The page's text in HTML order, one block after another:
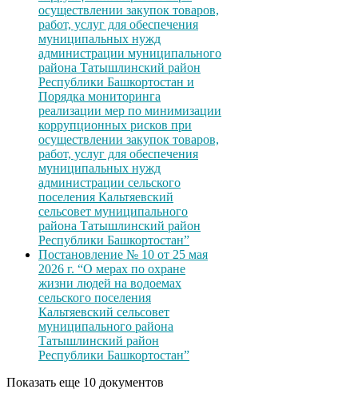
осуществлении закупок товаров,
работ, услуг для обеспечения
муниципальных нужд
администрации муниципального
района Татышлинский район
Республики Башкортостан и
Порядка мониторинга
реализации мер по минимизации
коррупционных рисков при
осуществлении закупок товаров,
работ, услуг для обеспечения
муниципальных нужд
администрации сельского
поселения Кальтяевский
сельсовет муниципального
района Татышлинский район
Республики Башкортостан”
Постановление № 10 от 25 мая
2026 г. “О мерах по охране
жизни людей на водоемах
сельского поселения
Кальтяевский сельсовет
муниципального района
Татышлинский район
Республики Башкортостан”
Показать еще 10 документов